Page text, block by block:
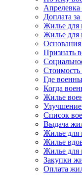
Доплата
Жилье для
Жилье для
Признать
Стоимость
Где
Когда
Жилье
Список
Выдача
Жилье для
Жилье
Жилье для
Закупки
Оплата